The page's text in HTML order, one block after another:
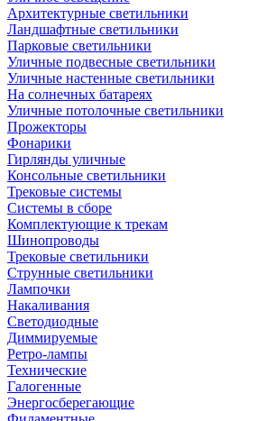
Архитектурные светильники
Ландшафтные светильники
Парковые светильники
Уличные подвесные светильники
Уличные настенные светильники
На солнечных батареях
Уличные потолочные светильники
Прожекторы
Фонарики
Гирлянды уличные
Консольные светильники
Трековые системы
Системы в сборе
Комплектующие к трекам
Шинопроводы
Трековые светильники
Струнные светильники
Лампочки
Накаливания
Светодиодные
Диммируемые
Ретро-лампы
Технические
Галогенные
Энергосберегающие